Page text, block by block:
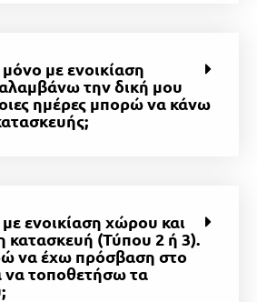
με ενοικίαση
την δική μου
ημέρες μπορώ να κάνω
ενοικίαση χώρου και
κατασκευή (Τύπου 2 ή 3).
να έχω πρόσβαση στο
να τοποθετήσω τα